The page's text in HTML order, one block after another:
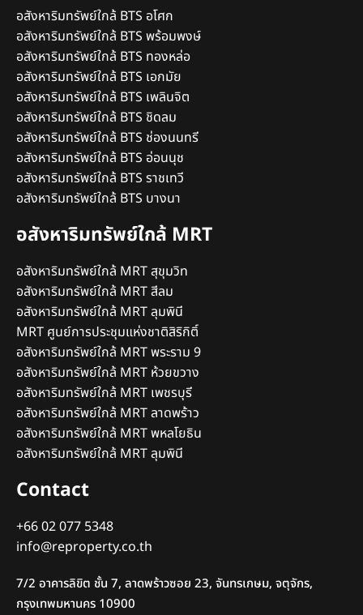
อสังหาริมทรัพย์ใกล้ BTS อโศก
อสังหาริมทรัพย์ใกล้ BTS พร้อมพงษ์
อสังหาริมทรัพย์ใกล้ BTS ทองหล่อ
อสังหาริมทรัพย์ใกล้ BTS เอกมัย
อสังหาริมทรัพย์ใกล้ BTS เพลินจิต
อสังหาริมทรัพย์ใกล้ BTS ชิดลม
อสังหาริมทรัพย์ใกล้ BTS ช่องนนทรี
อสังหาริมทรัพย์ใกล้ BTS อ่อนนุช
อสังหาริมทรัพย์ใกล้ BTS ราชเทวี
อสังหาริมทรัพย์ใกล้ BTS บางนา
อสังหาริมทรัพย์ใกล้ MRT
อสังหาริมทรัพย์ใกล้ MRT สุขุมวิท
อสังหาริมทรัพย์ใกล้ MRT สีลม
อสังหาริมทรัพย์ใกล้ MRT ลุมพินี
MRT ศูนย์การประชุมแห่งชาติสิริกิติ์
อสังหาริมทรัพย์ใกล้ MRT พระราม 9
อสังหาริมทรัพย์ใกล้ MRT ห้วยขวาง
อสังหาริมทรัพย์ใกล้ MRT เพชรบุรี
อสังหาริมทรัพย์ใกล้ MRT ลาดพร้าว
อสังหาริมทรัพย์ใกล้ MRT พหลโยธิน
อสังหาริมทรัพย์ใกล้ MRT ลุมพินี
Contact
+66 02 077 5348
info@reproperty.co.th
7/2 อาคารลิขิต ชั้น 7, ลาดพร้าวซอย 23, จันทรเกษม, จตุจักร,
กรุงเทพมหานคร 10900